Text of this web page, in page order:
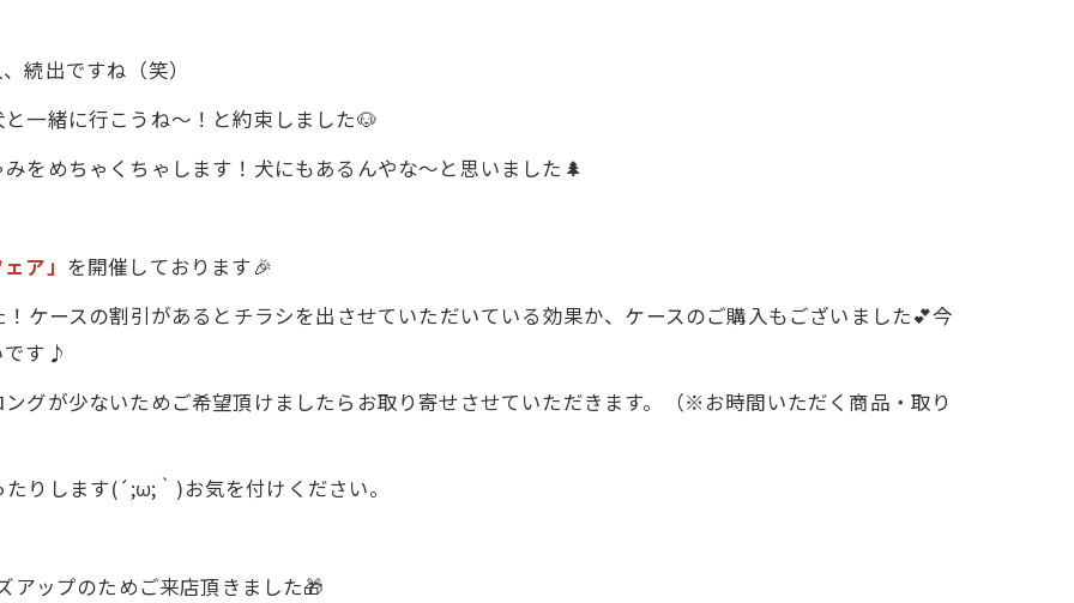
続出ですね（笑）
一緒に行こうね～！と約束しました🐶
をめちゃくちゃします！犬にもあるんやな～と思いました🌲
ア」 を開催しております🎉
ケースの割引があるとチラシを出させていただいている効果か、ケースのご購入もございました💕今
です♪
グが少ないためご希望頂けましたらお取り寄せさせていただきます。（※お時間いただく商品・取り
りします(´;ω;｀)お気を付けください。
アップのためご来店頂きました🎁